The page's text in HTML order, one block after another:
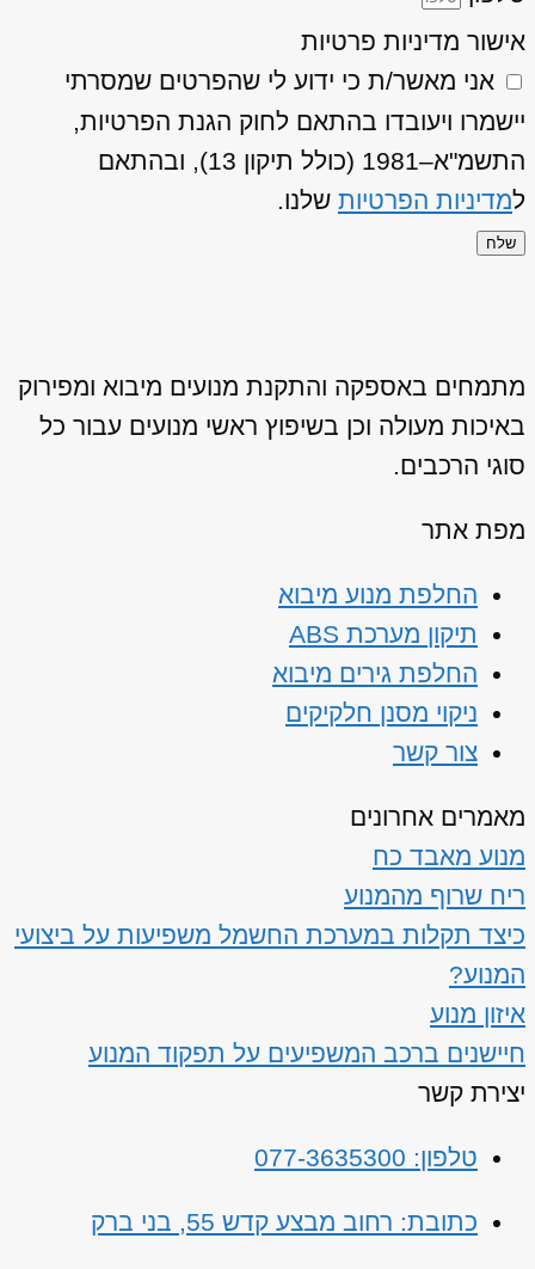
אישור מדיניות פרטיות
אני מאשר/ת כי ידוע לי שהפרטים שמסרתי
יישמרו ויעובדו בהתאם לחוק הגנת הפרטיות,
התשמ"א–1981 (כולל תיקון 13), ובהתאם
למדיניות הפרטיות שלנו.
שלח
מתמחים באספקה והתקנת מנועים מיבוא ומפירוק
באיכות מעולה וכן בשיפוץ ראשי מנועים עבור כל
סוגי הרכבים.
מפת אתר
החלפת מנוע מיבוא
תיקון מערכת ABS
החלפת גירים מיבוא
ניקוי מסנן חלקיקים
צור קשר
מאמרים אחרונים
מנוע מאבד כח
ריח שרוף מהמנוע
כיצד תקלות במערכת החשמל משפיעות על ביצועי
המנוע?
איזון מנוע
חיישנים ברכב המשפיעים על תפקוד המנוע
יצירת קשר
טלפון: 077-3635300
כתובת: רחוב מבצע קדש 55, בני ברק